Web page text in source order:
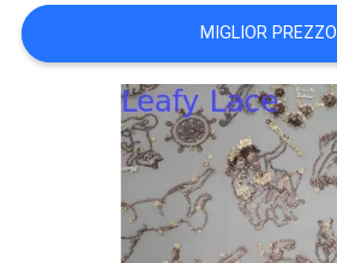
INFORMATIVA
SULLA
PRIVACY
MIGLIOR PREZZO